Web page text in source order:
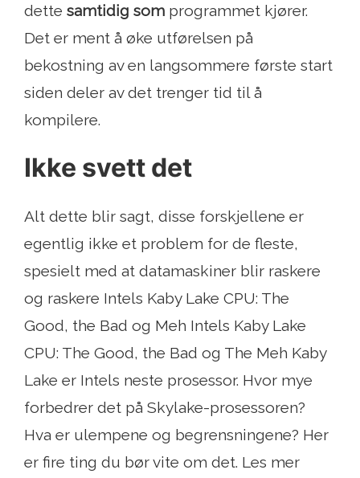
dette samtidig som programmet kjører.
Det er ment å øke utførelsen på
bekostning av en langsommere første start
siden deler av det trenger tid til å
kompilere.
Ikke svett det
Alt dette blir sagt, disse forskjellene er
egentlig ikke et problem for de fleste,
spesielt med at datamaskiner blir raskere
og raskere Intels Kaby Lake CPU: The
Good, the Bad og Meh Intels Kaby Lake
CPU: The Good, the Bad og The Meh Kaby
Lake er Intels neste prosessor. Hvor mye
forbedrer det på Skylake-prosessoren?
Hva er ulempene og begrensningene? Her
er fire ting du bør vite om det. Les mer